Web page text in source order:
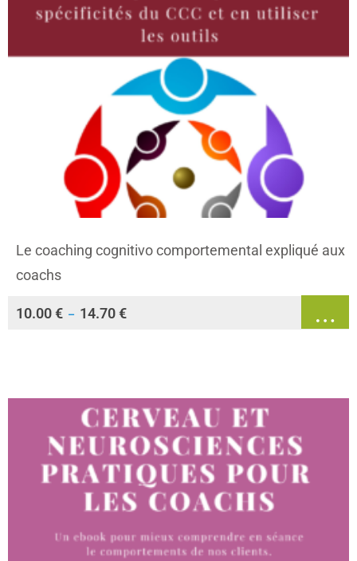
Le coaching cognitivo comportemental expliqué aux
coachs
10.00€ – 14.70€